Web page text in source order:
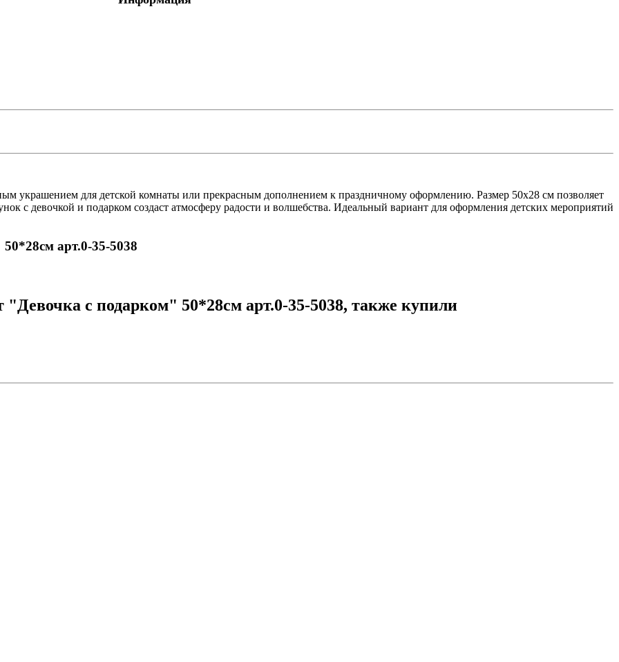
животные
украшением для детской комнаты или прекрасным дополнением к праздничному оформлению. Размер 50х28 см позволяет
с девочкой и подарком создаст атмосферу радости и волшебства. Идеальный вариант для оформления детских мероприятий
арт.0-35-5038
с подарком" 50*28см арт.0-35-5038, также купили